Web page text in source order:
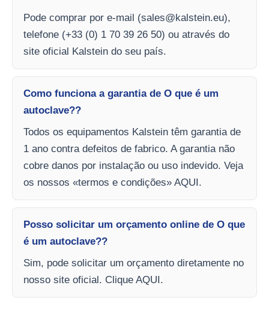
Pode comprar por e-mail (sales@kalstein.eu),
telefone (+33 (0) 1 70 39 26 50) ou através do
site oficial Kalstein do seu país.
Como funciona a garantia de O que é um
autoclave??
Todos os equipamentos Kalstein têm garantia de
1 ano contra defeitos de fabrico. A garantia não
cobre danos por instalação ou uso indevido. Veja
os nossos «termos e condições» AQUI.
Posso solicitar um orçamento online de O que
é um autoclave??
Sim, pode solicitar um orçamento diretamente no
nosso site oficial. Clique AQUI.